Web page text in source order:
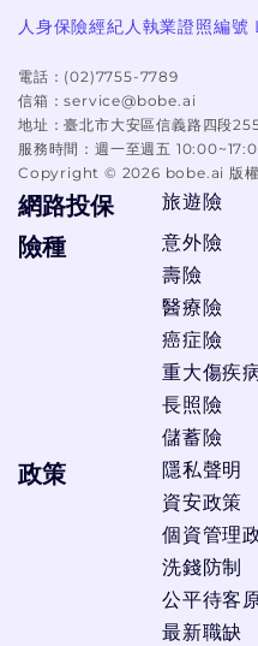
人身保險經紀人執業證照編
電話： (02)7755-7789
信箱：service@bobe.ai
地址：臺北市大安區信義路四段
服務時間： 週一至週五
Copyright © 2026 bobe.ai 版
網路投保 旅遊險
險種
意外險
壽險
醫療險
癌症險
重大傷疾
長照險
儲蓄險
政策
隱私聲明
資安政策
個資管理
洗錢防制
公平待客
最新職缺